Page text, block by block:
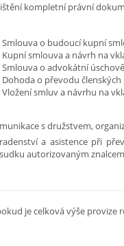
kompletní právní
Smlouva o budoucí kupní
Kupní smlouva a návrh na
Smlouva o advokátní
Dohoda o převodu
Vložení smluv a návrhu na
s družstvem,
a asistence při
autorizovaným
je celková výše provize